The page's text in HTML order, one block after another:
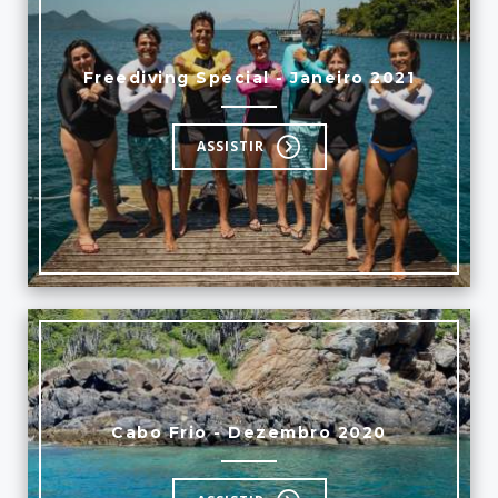
Freediving Special - Janeiro 2021
ASSISTIR
Cabo Frio - Dezembro 2020